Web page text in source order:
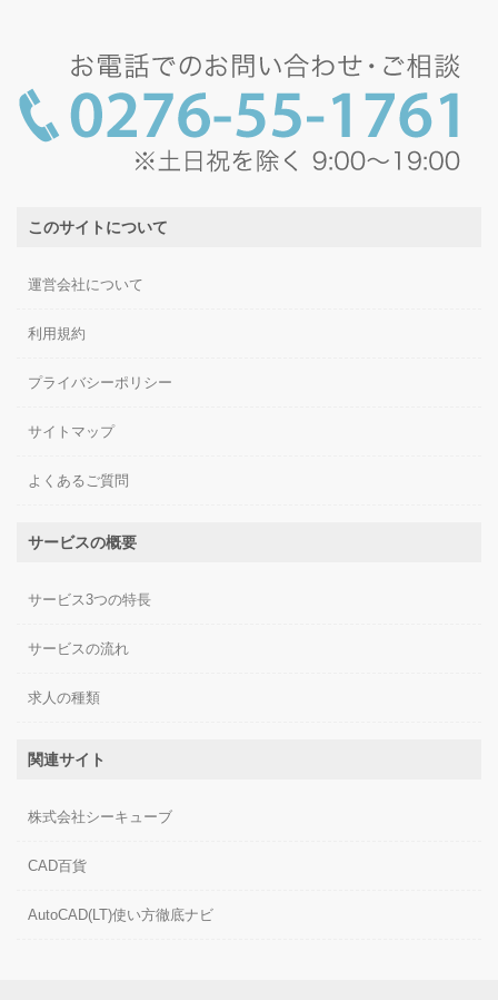
このサイトについて
運営会社について
利用規約
プライバシーポリシー
サイトマップ
よくあるご質問
サービスの概要
サービス3つの特長
サービスの流れ
求人の種類
関連サイト
株式会社シーキューブ
CAD百貨
AutoCAD(LT)使い方徹底ナビ